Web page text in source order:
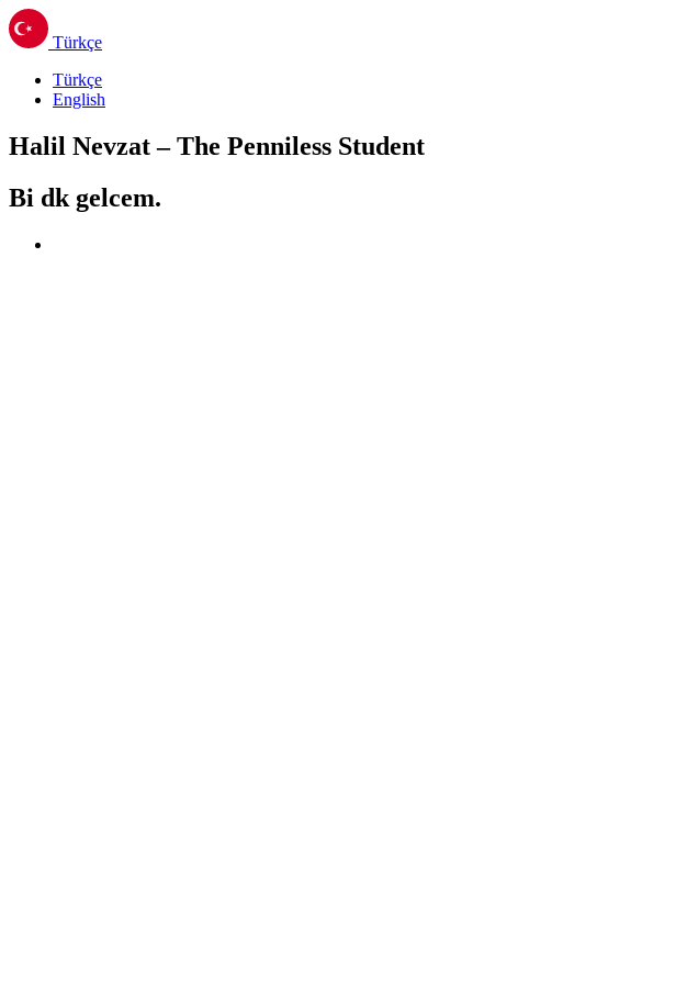
Türkçe
Türkçe
English
Halil Nevzat – The Penniless Student
Bi dk gelcem.